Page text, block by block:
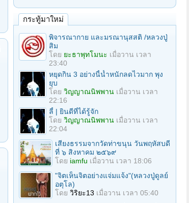
กระทู้มาใหม่
พิจารณากาย และมรณานุสสติ /หลวงปู่
สิม
โดย ยะธาพุทโมนะ เมื่อวาน เวลา
23:40
หยุดกิน 3 อย่างนี้น้ำหนักลดไวมาก พุง
ยุบ
โดย วิญญาณนิพพาน เมื่อวาน เวลา
22:16
ลี้ | ยินดีที่ได้รู้จัก
โดย วิญญาณนิพพาน เมื่อวาน เวลา
22:04
เสียงธรรมจากวัดท่าขนุน วันพฤหัสบดี
ที่ ๖ สิงหาคม ๒๕๖๙
โดย iamfu เมื่อวาน เวลา 18:06
"จิตเห็นจิตอย่างแจ่มแจ้ง"(หลวงปู่ดูลย์
อตุโล)
โดย วิริยะ13 เมื่อวาน เวลา 05:40